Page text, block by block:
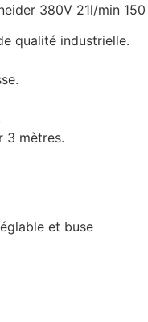
380V 21l/min
qualité industrielle.
3 mètres.
et buse